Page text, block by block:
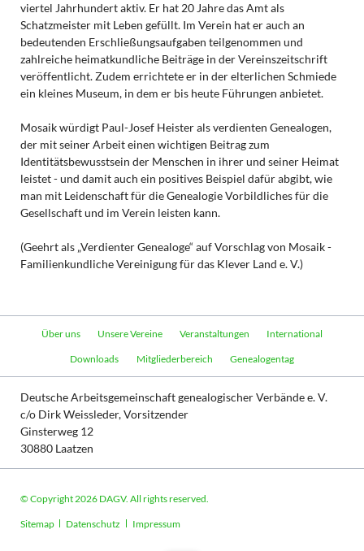
viertel Jahrhundert aktiv. Er hat 20 Jahre das Amt als
Schatzmeister mit Leben gefüllt. Im Verein hat er auch an
bedeutenden Erschließungsaufgaben teilgenommen und
zahlreiche heimatkundliche Beiträge in der Vereinszeitschrift
veröffentlicht. Zudem errichtete er in der elterlichen Schmiede
ein kleines Museum, in dem er bis heute Führungen anbietet.
Mosaik würdigt Paul-Josef Heister als verdienten Genealogen,
der mit seiner Arbeit einen wichtigen Beitrag zum
Identitätsbewusstsein der Menschen in ihrer und seiner Heimat
leistet - und damit auch ein positives Beispiel dafür abgibt, wie
man mit Leidenschaft für die Genealogie Vorbildliches für die
Gesellschaft und im Verein leisten kann.
(Geehrt als „Verdienter Genealoge“ auf Vorschlag von Mosaik -
Familienkundliche Vereinigung für das Klever Land e. V.)
Navigation
Über uns Unsere Vereine Veranstaltungen International
Downloads Mitgliederbereich Genealogentag
Deutsche Arbeitsgemeinschaft genealogischer Verbände e. V.
c/o Dirk Weissleder, Vorsitzender
Ginsterweg 12
30880 Laatzen
© Copyright 2026 DAGV. All rights reserved.
Navigation
Sitemap Datenschutz Impressum